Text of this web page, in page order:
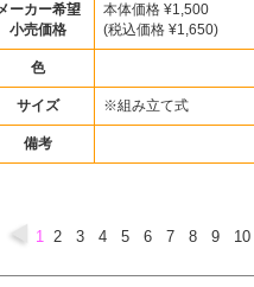
ーカー希望
小売価格
本体価格 ¥1,500
(税込価格 ¥1,650)
色
サイズ ※組み立て式
備考
1 2 3 4 5 6 7 8 9 10